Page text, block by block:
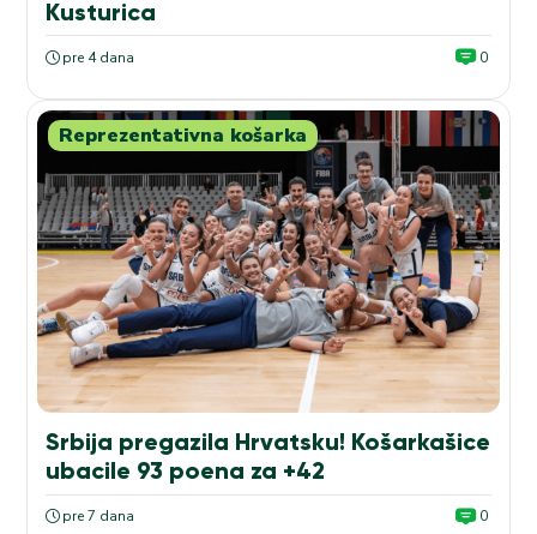
Kusturica
pre 4 dana 0
Reprezentativna košarka
Srbija pregazila Hrvatsku! Košarkašice
ubacile 93 poena za +42
pre 7 dana 0